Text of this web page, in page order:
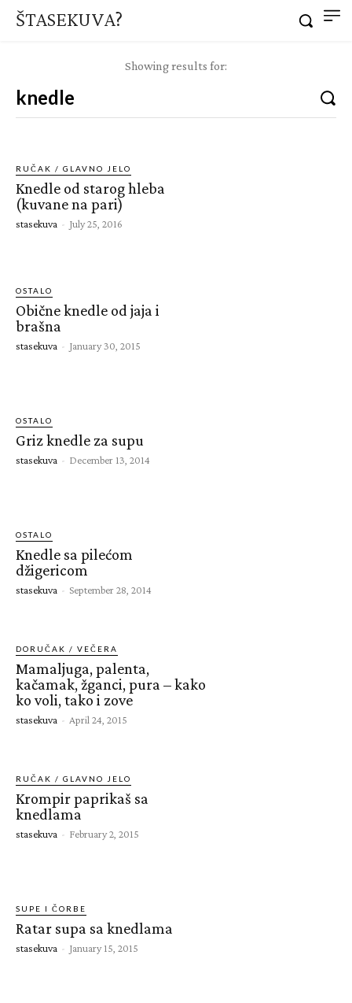
ŠTASEKUVA?
Showing results for:
RUČAK / GLAVNO JELO
Knedle od starog hleba
(kuvane na pari)
stasekuva - July 25, 2016
OSTALO
Obične knedle od jaja i
brašna
stasekuva - January 30, 2015
OSTALO
Griz knedle za supu
stasekuva - December 13, 2014
OSTALO
Knedle sa pilećom
džigericom
stasekuva - September 28, 2014
DORUČAK / VEČERA
Mamaljuga, palenta,
kačamak, žganci, pura – kako
ko voli, tako i zove
stasekuva - April 24, 2015
RUČAK / GLAVNO JELO
Krompir paprikaš sa
knedlama
stasekuva - February 2, 2015
SUPE I ČORBE
Ratar supa sa knedlama
stasekuva - January 15, 2015